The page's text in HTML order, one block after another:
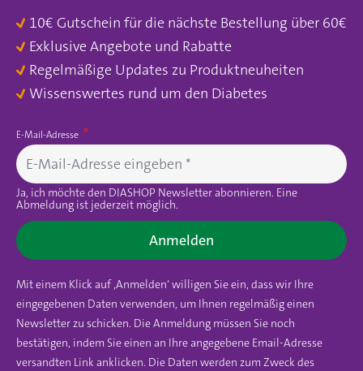
10€ Gutschein für die nächste Bestellung über 60€
Exklusive Angebote und Rabatte
Regelmäßige Updates zu Produktneuheiten
Wissenswertes rund um den Diabetes
E-Mail-Adresse
Ja, ich möchte den DIASHOP Newsletter abonnieren. Eine
Abmeldung ist jederzeit möglich.
Anmelden
Mit einem Klick auf ‚Anmelden‘ willigen Sie ein, dass wir Ihre
eingegebenen Daten verwenden, um Ihnen regelmäßig einen
Newsletter zu schicken. Die Anmeldung müssen Sie noch
bestätigen, indem Sie einen an Ihre angegebene Email-Adresse
versandten Link anklicken. Die Daten werden zum Zweck des